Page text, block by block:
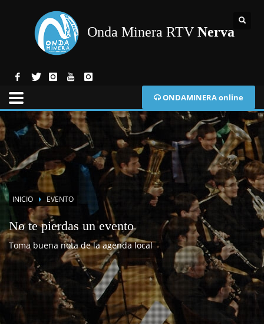
Onda Minera RTV Nerva
ONDAMINERA online
INICIO EVENTO
No te pierdas un evento
Toma buena nota de la agenda local